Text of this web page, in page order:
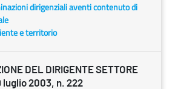
dirigenziali aventi contenuto di
e territorio
DEL DIRIGENTE SETTORE
luglio 2003, n. 222